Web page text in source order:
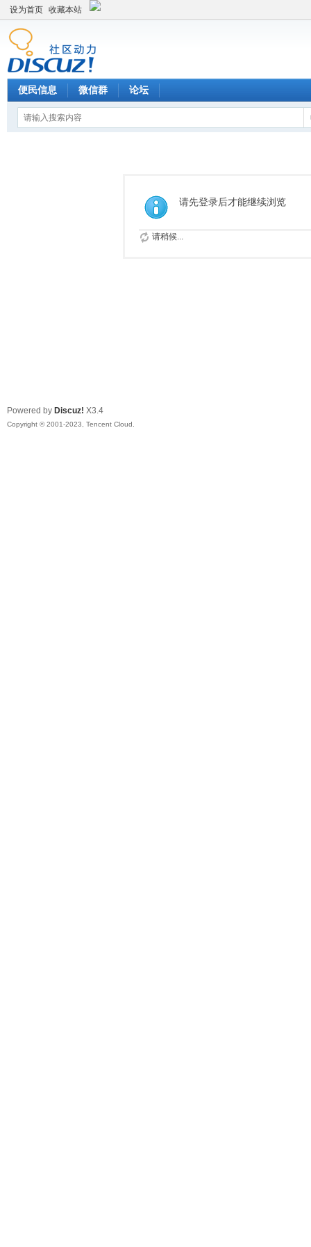
设为首页 收藏本站
便民信息 微信群 论坛
请先登录后才能继续浏览
请稍候...
Powered by Discuz! X3.4
Copyright © 2001-2023, Tencent Cloud.